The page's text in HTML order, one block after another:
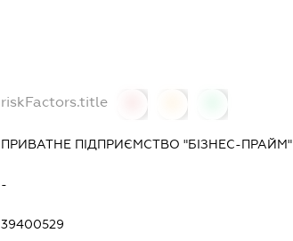
riskFactors.title
ПРИВАТНЕ ПІДПРИЄМСТВО "БІЗНЕС-ПРАЙМ"
-
39400529